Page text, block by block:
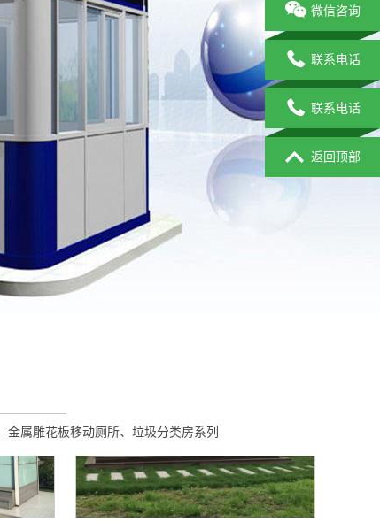
属雕花板移动厕所、垃圾分类房系列
微信咨询
联系电话
联系电话
返回顶部